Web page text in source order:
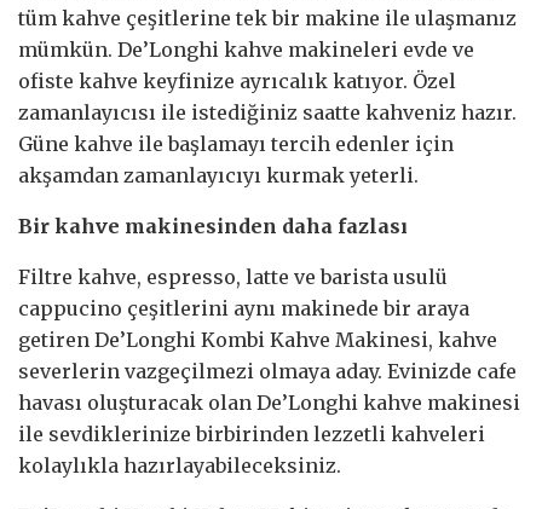
tüm kahve çeşitlerine tek bir makine ile ulaşmanız
mümkün. De’Longhi kahve makineleri evde ve
ofiste kahve keyfinize ayrıcalık katıyor. Özel
zamanlayıcısı ile istediğiniz saatte kahveniz hazır.
Güne kahve ile başlamayı tercih edenler için
akşamdan zamanlayıcıyı kurmak yeterli.
Bir kahve makinesinden daha fazlası
Filtre kahve, espresso, latte ve barista usulü
cappucino çeşitlerini aynı makinede bir araya
getiren De’Longhi Kombi Kahve Makinesi, kahve
severlerin vazgeçilmezi olmaya aday. Evinizde cafe
havası oluşturacak olan De’Longhi kahve makinesi
ile sevdiklerinize birbirinden lezzetli kahveleri
kolaylıkla hazırlayabileceksiniz.